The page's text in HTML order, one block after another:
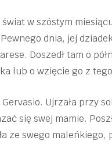
w szóstym
dnia, jej
Doszedł tam o
lub o wzięcie go z
Ujrzała przy
się swej mamie.
ze swego maleńkiego,